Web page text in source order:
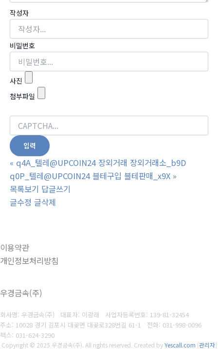
작성자
비밀번호
사진
첨부파일
« q4A_텔레@UPCOIN24 장외거래 장외거래소_b9D
q0P_텔레@UPCOIN24 블테구입 블테판매_x9X »
목록보기 답글쓰기
글수정 글삭제
이용약관
개인정보처리방침
우경금속(주)
회사명: 우경금속(주) 대표자: 이광래 사업자등록번호: 139-81-32454
주소: 10028 경기 김포시 대곶면 대곶로328번길 61-1 전화: 031-998-0096
팩스: 031-624-3290
Copyright © 2025 우경금속(주). All rights reserved. Created byYescall.com [관리자]